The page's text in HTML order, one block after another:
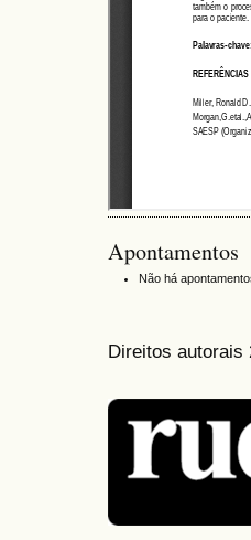
Apontamentos
Não há
Direitos autorais